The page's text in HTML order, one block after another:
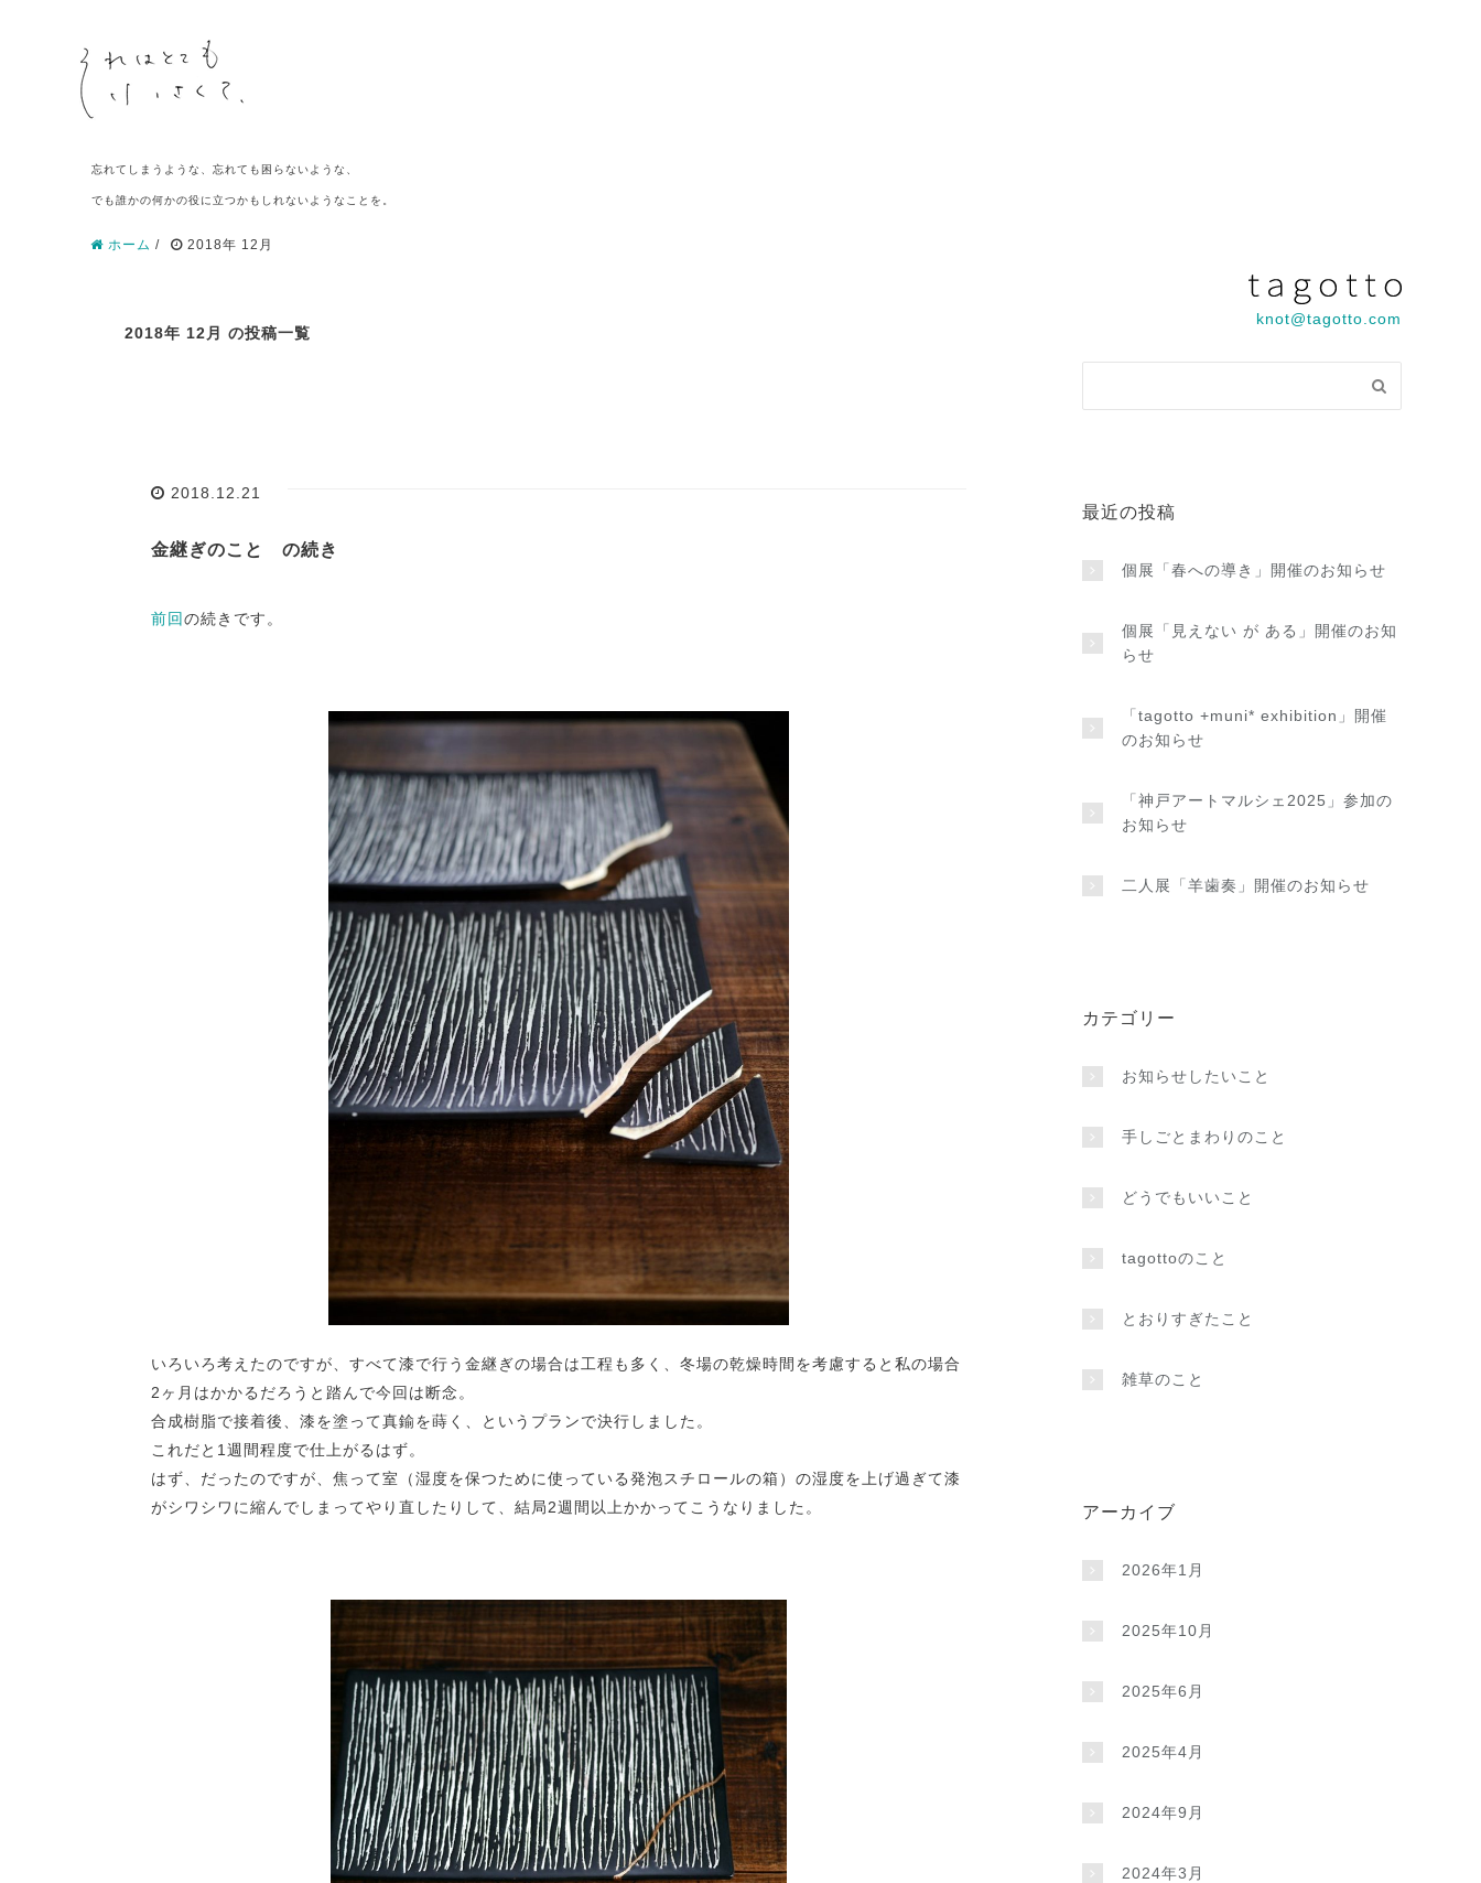
忘れてしまうような、忘れても困らないような、
でも誰かの何かの役に立つかもしれないようなことを。
ホーム / 2018年 12月
2018年 12月 の投稿一覧
2018.12.21
金継ぎのこと の続き
前回の続きです。
いろいろ考えたのですが、すべて漆で行う金継ぎの場合は工程も多く、冬場の乾燥時間を考慮すると私の場合
2ヶ月はかかるだろうと踏んで今回は断念。
合成樹脂で接着後、漆を塗って真鍮を蒔く、というプランで決行しました。
これだと1週間程度で仕上がるはず。
はず、だったのですが、焦って室（湿度を保つために使っている発泡スチロールの箱）の湿度を上げ過ぎて漆
がシワシワに縮んでしまってやり直したりして、結局2週間以上かかってこうなりました。
knot@tagotto.com

最近の投稿
個展「春への導き」開催のお知らせ
個展「見えない が ある」開催のお知
らせ
「tagotto +muni* exhibition」開催
のお知らせ
「神戸アートマルシェ2025」参加の
お知らせ
二人展「羊歯奏」開催のお知らせ
カテゴリー
お知らせしたいこと
手しごとまわりのこと
どうでもいいこと
tagottoのこと
とおりすぎたこと
雑草のこと
アーカイブ
2026年1月
2025年10月
2025年6月
2025年4月
2024年9月
2024年3月